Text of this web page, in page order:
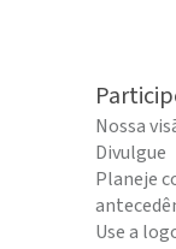
Nossa
Divulgue
Planeje
Use a